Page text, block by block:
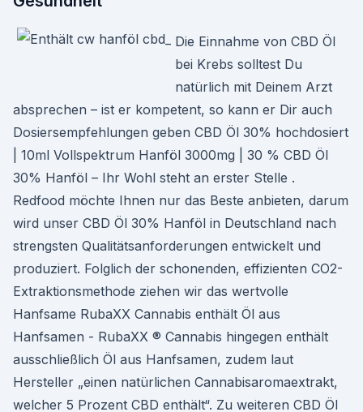
Die Einnahme von CBD Öl
bei Krebs solltest Du
natürlich mit Deinem Arzt
absprechen – ist er kompetent, so kann er Dir auch
Dosiersempfehlungen geben CBD Öl 30% hochdosiert
| 10ml Vollspektrum Hanföl 3000mg | 30 % CBD Öl
30% Hanföl – Ihr Wohl steht an erster Stelle .
Redfood möchte Ihnen nur das Beste anbieten, darum
wird unser CBD Öl 30% Hanföl in Deutschland nach
strengsten Qualitätsanforderungen entwickelt und
produziert. Folglich der schonenden, effizienten CO2-
Extraktionsmethode ziehen wir das wertvolle
Hanfsame RubaXX Cannabis enthält Öl aus
Hanfsamen - RubaXX ® Cannabis hingegen enthält
ausschließlich Öl aus Hanfsamen, zudem laut
Hersteller „einen natürlichen Cannabisaromaextrakt,
welcher 5 Prozent CBD enthält“. Zu weiteren CBD Öl